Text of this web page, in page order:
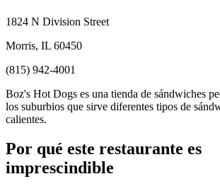
1824 N Division Street
Morris, IL 60450
(815) 942-4001
Boz's Hot Dogs es una tienda de sándwiches
los suburbios que sirve diferentes tipos de
calientes.
Por qué este restaurante es
imprescindible